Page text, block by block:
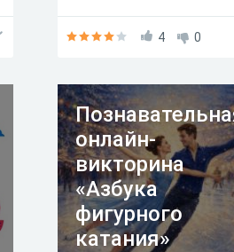
4 0
онлайн-
викторина
«Азбука
фигурного
катания»